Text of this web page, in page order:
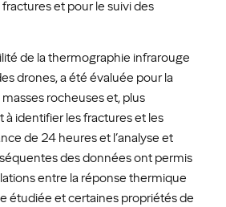
et pour le suivi des
de la thermographie infrarouge
drones, a été évaluée pour la
rocheuses et, plus
à identifier les fractures et les
de 24 heures et l’analyse et
des données ont permis
entre la réponse thermique
étudiée et certaines propriétés de